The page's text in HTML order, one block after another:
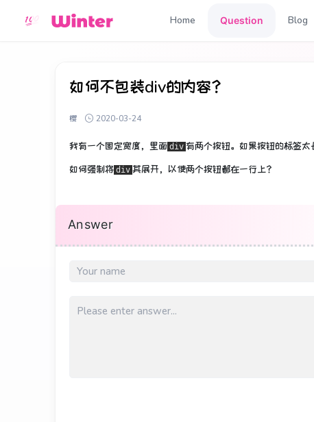
Home Question Blog
如何不包装div的内容？
樱 2020-03-24
我有一个固定宽度，里面 div 有两个按钮。 如果按钮的标签
如何强制将 div 其展开，以使两个按钮都在一行上？
Answer